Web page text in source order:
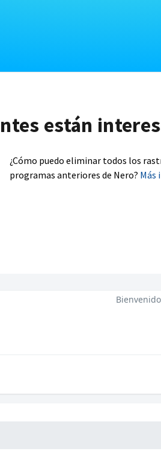
están
¿Cómo puedo eliminar todos los
programas anteriores de Nero? Más
Bienvenido